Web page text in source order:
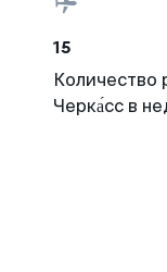
15
Количество
Черка́сс в